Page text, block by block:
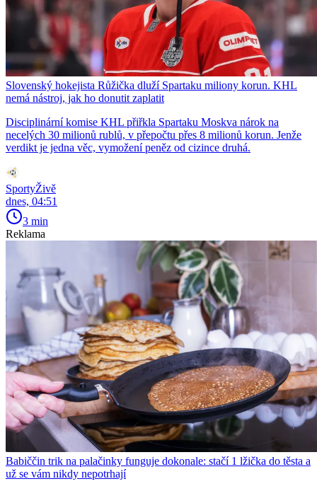
Slovenský hokejista Růžička dluží Spartaku miliony korun. KHL
nemá nástroj, jak ho donutit zaplatit
Disciplinární komise KHL přiřkla Spartaku Moskva nárok na
necelých 30 milionů rublů, v přepočtu přes 8 milionů korun. Jenže
verdikt je jedna věc, vymožení peněz od cizince druhá.
SportyŽivě
dnes, 04:51
3 min
Reklama
Babiččin trik na palačinky funguje dokonale: stačí 1 lžička do těsta a
už se vám nikdy nepotrhají